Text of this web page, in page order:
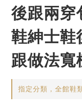
後跟兩穿
鞋紳士鞋
跟做法寬
指定分類，全館鞋